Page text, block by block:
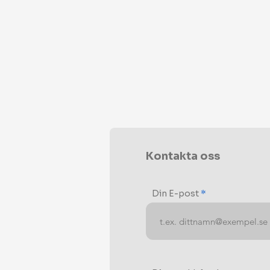
Kontakta oss
Din E-post